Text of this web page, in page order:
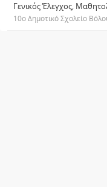
Γενικός Έλεγχος,
10ο Δημοτικό Σχολείο